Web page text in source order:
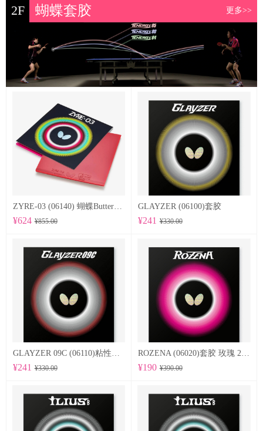
2F 蝴蝶套胶 更多>>
ZYRE-03 (06140) 蝴蝶Butterfly 专业反胶套胶
¥624 ¥855.00
GLAYZER (06100)套胶
¥241 ¥330.00
GLAYZER 09C (06110)粘性套胶
¥241 ¥330.00
ROZENA (06020)套胶 玫瑰 2.1mm
¥190 ¥390.00